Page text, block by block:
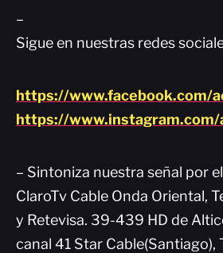
–
Sigue en nuestras redes
https://www.facebook.com/
https://
– Sintoniza nuestra señal por
ClaroTv Cable Onda Oriental,
y Retevisa. 39-439 HD de
canal 41 Star Cable(Santiago),